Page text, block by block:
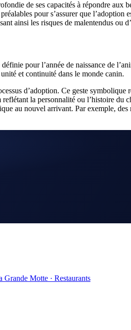
de ses capacités à répondre aux
pour s’assurer que l’adoption
ainsi les risques de malentendus ou
pour l’année de naissance de
et continuité dans le monde canin.
d’adoption. Ce geste symbolique
la personnalité ou l’histoire du
au nouvel arrivant. Par exemple,
Grande Motte · Restaurants